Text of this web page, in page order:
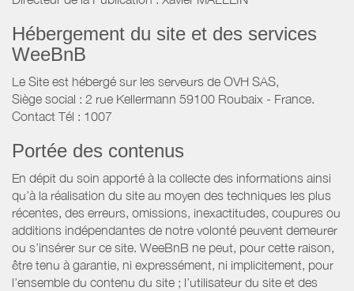
Hébergement du site et des services
WeeBnB
Le Site est hébergé sur les serveurs de OVH SAS,
Siège social : 2 rue Kellermann 59100 Roubaix - France.
Contact Tél : 1007
Portée des contenus
En dépit du soin apporté à la collecte des informations ainsi
qu’à la réalisation du site au moyen des techniques les plus
récentes, des erreurs, omissions, inexactitudes, coupures ou
additions indépendantes de notre volonté peuvent demeurer
ou s’insérer sur ce site. WeeBnB ne peut, pour cette raison,
être tenu à garantie, ni expressément, ni implicitement, pour
l’ensemble du contenu du site ; l’utilisateur du site et des